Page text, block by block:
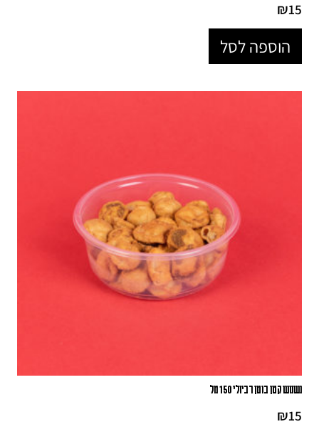
₪15
הוספה לסל
נשנוש קטן בוטן רביולי 150 מל
₪15